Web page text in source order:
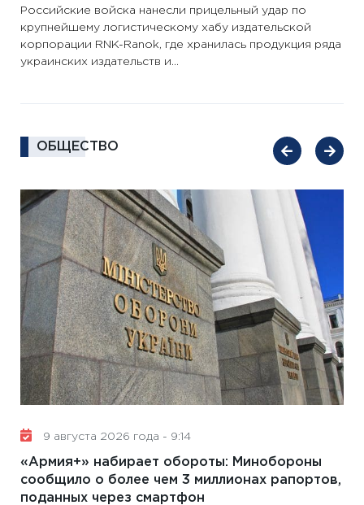
Российские войска нанесли прицельный удар по
крупнейшему логистическому хабу издательской
корпорации RNK-Ranok, где хранилась продукция ряда
украинских издательств и...
ОБЩЕСТВО
9 августа 2026 года - 9:14
«Армия+» набирает обороты: Минобороны
сообщило о более чем 3 миллионах рапортов,
поданных через смартфон